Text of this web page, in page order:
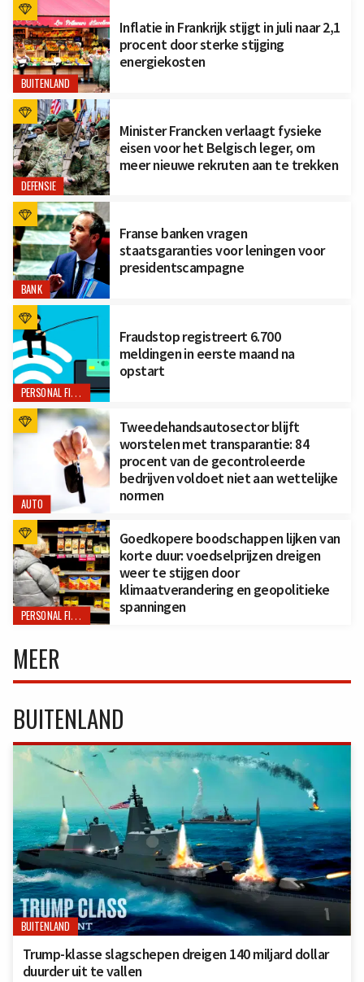
BUITENLAND
Inflatie in Frankrijk stijgt in juli naar 2,1
procent door sterke stijging
energiekosten
DEFENSIE
Minister Francken verlaagt fysieke
eisen voor het Belgisch leger, om
meer nieuwe rekruten aan te trekken
BANK
Franse banken vragen
staatsgaranties voor leningen voor
presidentscampagne
PERSONAL FINANCE
Fraudstop registreert 6.700
meldingen in eerste maand na
opstart
AUTO
Tweedehandsautosector blijft
worstelen met transparantie: 84
procent van de gecontroleerde
bedrijven voldoet niet aan wettelijke
normen
PERSONAL FINANCE
Goedkopere boodschappen lijken van
korte duur: voedselprijzen dreigen
weer te stijgen door
klimaatverandering en geopolitieke
spanningen
MEER
BUITENLAND
BUITENLAND
Trump-klasse slagschepen dreigen 140 miljard dollar
duurder uit te vallen